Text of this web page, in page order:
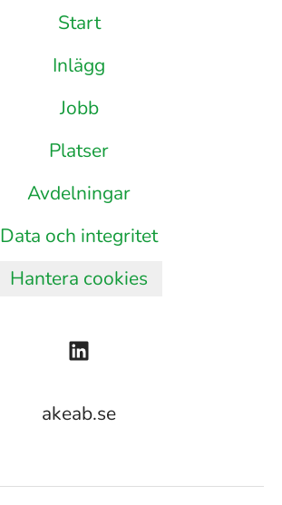
Start
Inlägg
Jobb
Platser
Avdelningar
Data och integritet
Hantera cookies
akeab.se